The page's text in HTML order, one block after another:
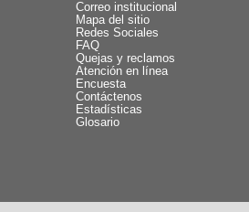
Correo institucional
Mapa del sitio
Redes Sociales
FAQ
Quejas y reclamos
Atención en línea
Encuesta
Contáctenos
Estadísticas
Glosario